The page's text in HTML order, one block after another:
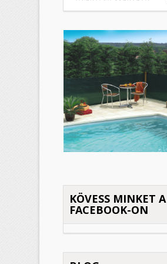
KÖVESS MINKET A
FACEBOOK-ON